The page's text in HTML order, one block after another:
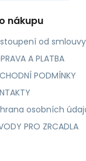
nákupu
od smlouvy
A PLATBA
PODMÍNKY
osobních
PRO ZRCADLA